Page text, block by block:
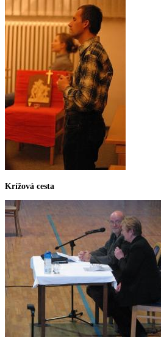
Krížová cesta